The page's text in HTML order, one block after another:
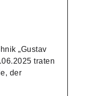
„Gustav
traten
der